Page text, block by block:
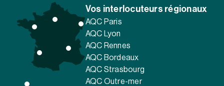
Vos interlocuteurs régionaux
AQC Paris
AQC Lyon
AQC Rennes
AQC Bordeaux
AQC Strasbourg
AQC Outre-mer